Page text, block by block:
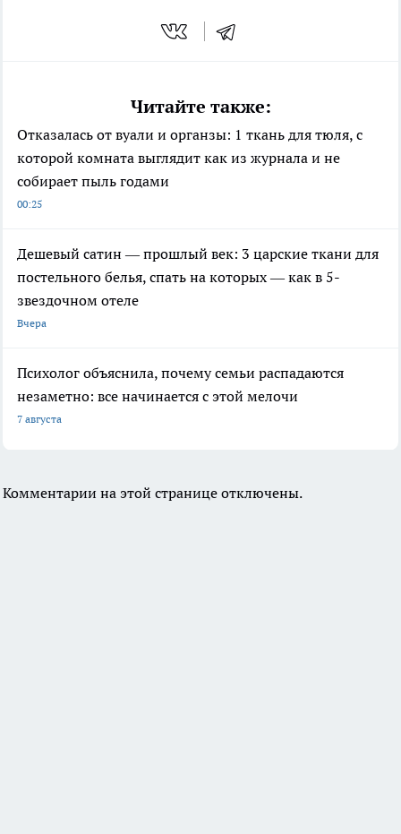
Читайте также:
Отказалась от вуали и органзы: 1 ткань для тюля, с
которой комната выглядит как из журнала и не
собирает пыль годами
00:25
Дешевый сатин — прошлый век: 3 царские ткани для
постельного белья, спать на которых — как в 5-
звездочном отеле
Вчера
Психолог объяснила, почему семьи распадаются
незаметно: все начинается с этой мелочи
7 августа
Комментарии на этой странице отключены.